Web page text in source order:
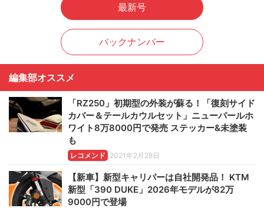
最新号
バックナンバー
編集部オススメ
「RZ250」初期型の外装が蘇る！「復刻サイド
カバー＆テールカウルセット」ニューパールホ
ワイト8万8000円で発売 ステッカー&未塗装
も
レコメンド 2021年2月28日
【新車】新型キャリパーは自社開発品！ KTM
新型「390 DUKE」2026年モデルが82万
9000円で登場